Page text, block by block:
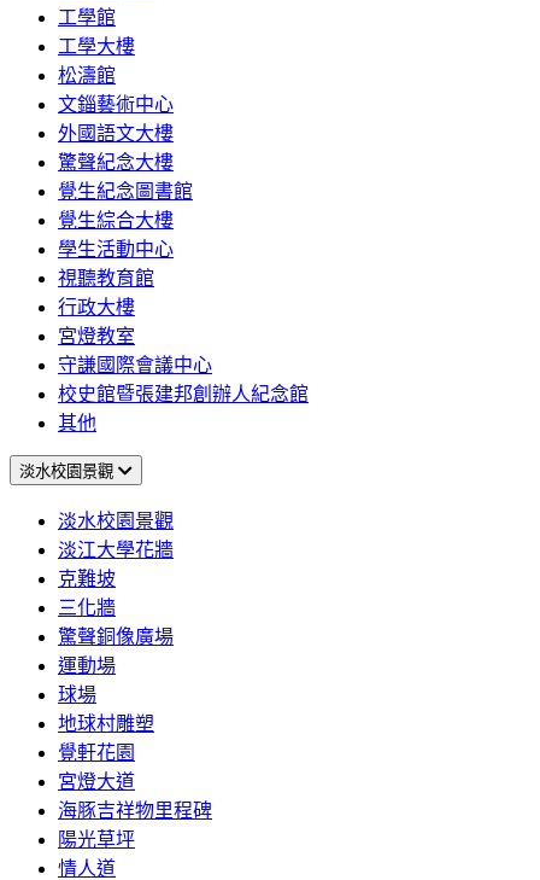
工學館
工學大樓
松濤館
文錙藝術中心
外國語文大樓
驚聲紀念大樓
覺生紀念圖書館
覺生綜合大樓
學生活動中心
視聽教育館
行政大樓
宮燈教室
守謙國際會議中心
校史館暨張建邦創辦人紀念館
其他
淡水校園景觀
淡水校園景觀
淡江大學花牆
克難坡
三化牆
驚聲銅像廣場
運動場
球場
地球村雕塑
覺軒花園
宮燈大道
海豚吉祥物里程碑
陽光草坪
情人道